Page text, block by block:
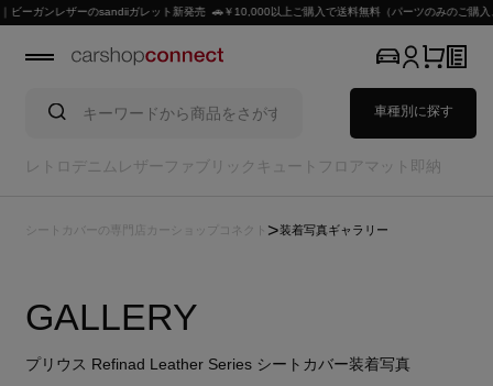
ンレザーのsandiiガレット新発売 🚗￥10,000以上ご購入で送料無料（パーツのみのご購入、北
車種別に探す
レトロ デニム レザー ファブリック キュート フロアマット 即納
シートカバーの専門店カーショップコネクト >装着写真ギャラリー
GALLERY
プリウス Refinad Leather Series シートカバー装着写真